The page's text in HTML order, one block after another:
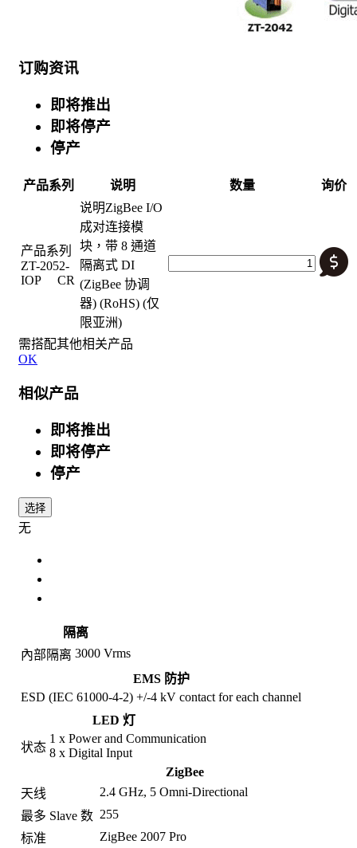
订购资讯
即将推出
即将停产
停产
产品系列 说明 数量 询价
产品系列
ZT-2052-
IOP CR
说明ZigBee I/O
成对连接模
块，带 8 通道
隔离式 DI
(ZigBee 协调
器) (RoHS) (仅
限亚洲)
需搭配其他相关产品
OK
相似产品
即将推出
即将停产
停产
选择
无
隔离
內部隔离 3000 Vrms
EMS 防护
ESD (IEC 61000-4-2) +/-4 kV contact for each channel
LED 灯
状态
1 x Power and Communication
8 x Digital Input
ZigBee
天线
2.4 GHz, 5 Omni-Directional
最多 Slave 数 255
标准
ZigBee 2007 Pro